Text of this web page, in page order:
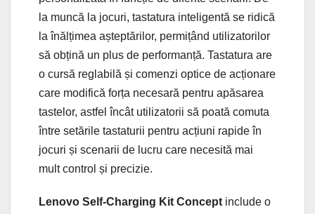
la muncă la jocuri, tastatura inteligentă se ridică
la înălțimea așteptărilor, permițând utilizatorilor
să obțină un plus de performanță. Tastatura are
o cursă reglabilă și comenzi optice de acționare
care modifică forța necesară pentru apăsarea
tastelor, astfel încât utilizatorii să poată comuta
între setările tastaturii pentru acțiuni rapide în
jocuri și scenarii de lucru care necesită mai
mult control și precizie.
Lenovo Self-Charging Kit Conceptinclude o